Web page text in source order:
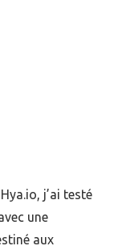
j’ai testé
une
aux